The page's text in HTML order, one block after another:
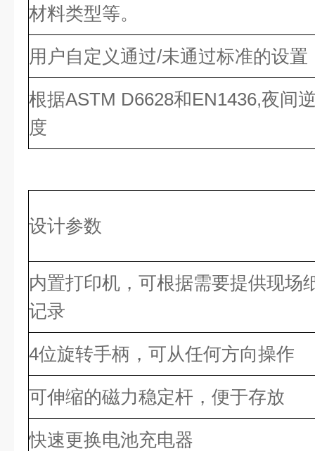
材料类型等。
用户自定义通过/未通过标准的设置
根据ASTM D6628和EN1436,夜间
度
设计参数
内置打印机，可根据需要提供现场
记录
4位旋转手柄，可从任何方向操作
可伸缩的磁力稳定杆，便于存放
快速更换电池充电器